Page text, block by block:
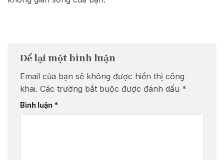
Để lại một bình luận
Email của bạn sẽ không được hiển thị công
khai. Các trường bắt buộc được đánh dấu *
Bình luận *